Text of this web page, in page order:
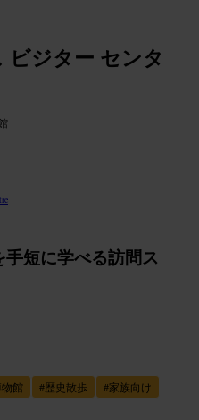
ビジター センタ
短に学べる訪問ス
館 #歴史散歩 #家族向け